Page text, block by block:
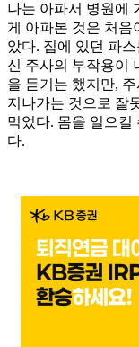
나는 아파서 병원에
게 아파본 것은 처음
았다. 집에 있던 파
신 주사의 부작용이
을 듣기는 했지만,
지나가는 것으로 잘
먹었다. 몸을 일으킬
다.